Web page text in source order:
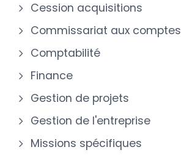
Cession acquisitions
Commissariat aux comptes
Comptabilité
Finance
Gestion de projets
Gestion de l'entreprise
Missions spécifiques